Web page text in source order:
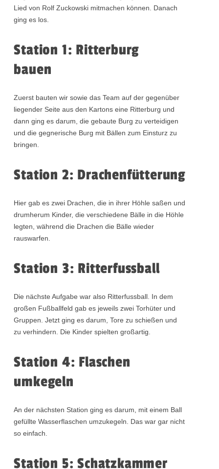
Lied von Rolf Zuckowski mitmachen können. Danach
ging es los.
Station 1: Ritterburg
bauen
Zuerst bauten wir sowie das Team auf der gegenüber
liegender Seite aus den Kartons eine Ritterburg und
dann ging es darum, die gebaute Burg zu verteidigen
und die gegnerische Burg mit Bällen zum Einsturz zu
bringen.
Station 2: Drachenfütterung
Hier gab es zwei Drachen, die in ihrer Höhle saßen und
drumherum Kinder, die verschiedene Bälle in die Höhle
legten, während die Drachen die Bälle wieder
rauswarfen.
Station 3: Ritterfussball
Die nächste Aufgabe war also Ritterfussball. In dem
großen Fußballfeld gab es jeweils zwei Torhüter und
Gruppen. Jetzt ging es darum, Tore zu schießen und
zu verhindern. Die Kinder spielten großartig.
Station 4: Flaschen
umkegeln
An der nächsten Station ging es darum, mit einem Ball
gefüllte Wasserflaschen umzukegeln. Das war gar nicht
so einfach.
Station 5: Schatzkammer